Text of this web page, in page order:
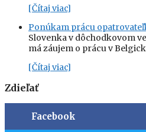
[Čítaj viac]
Ponúkam prácu
Slovenka v dôchodkovom
má záujem o prácu v
[Čítaj viac]
Zdieľať
Facebook